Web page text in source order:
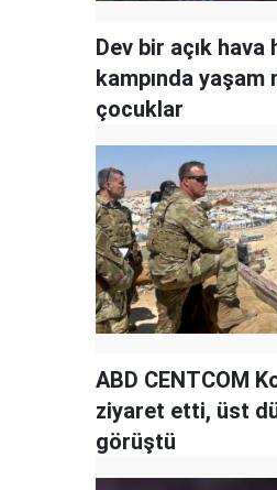
Dev bir açık
kampında
çocuklar
ABD CENTCOM
ziyaret etti, üst
görüştü